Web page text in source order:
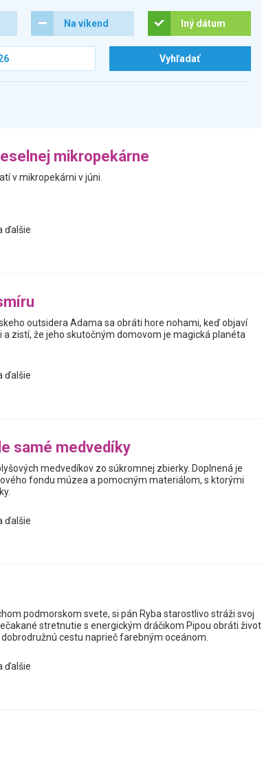
Na víkend Iný dátum
mikropekárne
v mikropekárni v júni.
ďalšie
outsidera Adama sa obráti hore nohami, keď objaví
a zistí, že jeho skutočným domovom je magická planéta
ďalšie
samé medvedíky
medvedíkov zo súkromnej zbierky. Doplnená je
fondu múzea a pomocným materiálom, s ktorými
ďalšie
podmorskom svete, si pán Ryba starostlivo stráži svoj
stretnutie s energickým dráčikom Pipou obráti život
cestu naprieč farebným oceánom.
ďalšie